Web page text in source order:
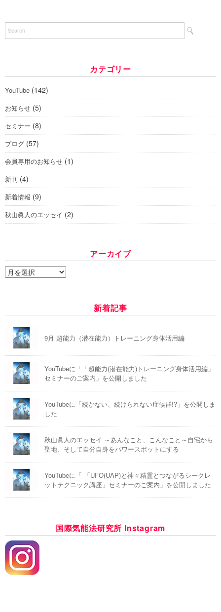
カテゴリー
YouTube (142)
お知らせ (5)
セミナー (8)
ブログ (57)
会員専用のお知らせ (1)
新刊 (4)
新着情報 (9)
秋山眞人のエッセイ (2)
アーカイブ
ア
ー
新着記事
9月 超能力（潜在能力）トレーニング身体活用編
YouTubeに「「超能力(潜在能力)トレーニング身体活用編」
セミナーのご案内」を公開しました
YouTubeに「続かない、続けられない症候群!?」を公開しま
した
秋山眞人のエッセイ ～あんなこと、こんなこと～自宅から
聖地、そして自分自身をパワースポットにする
YouTubeに「 「UFO(UAP)と神々精霊とつながるシークレ
ットテクニック講座」セミナーのご案内」を公開しました
国際気能法研究所 Instagram